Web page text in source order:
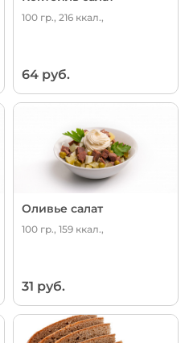
100 гр., 216 ккал.,
64 руб.
Оливье салат
100 гр., 159 ккал.,
31 руб.